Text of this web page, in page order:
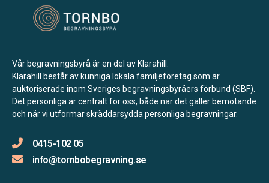
Vår begravningsbyrå är en del av Klarahill.
Klarahill består av kunniga lokala familjeföretag som är
auktoriserade inom Sveriges begravningsbyråers förbund (SBF).
Det personliga är centralt för oss, både när det gäller bemötande
och när vi utformar skräddarsydda personliga begravningar.
0415-102 05
info@tornbobegravning.se